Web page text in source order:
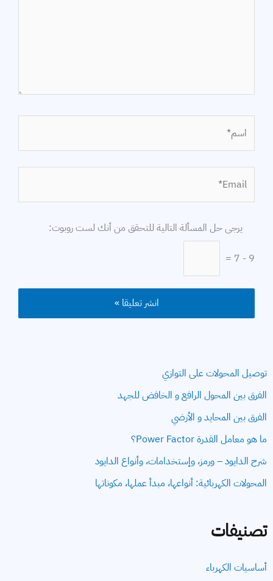
الموقع
يرجى حل المسألة التالية للتحقق من أنك لست روبوت:
9 - 7 =
توصيل المحولات على التوازي
الفرق بين المحول الرافع و الخافض للجهد
الفرق بين المحايد و الأرضي
ما هو معامل القدرة Power Factor؟
شرح الدايود – ورمز، وإستخدامات، وأنواع الدايود
المحولات الكهربائية: أنواعها، مبدأ عملها، مكوناتها
تصنيفات
أساسيات الكهرباء